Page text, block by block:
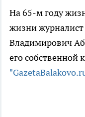
На 65-м году
жизни журналист
Владимирович
его собственной